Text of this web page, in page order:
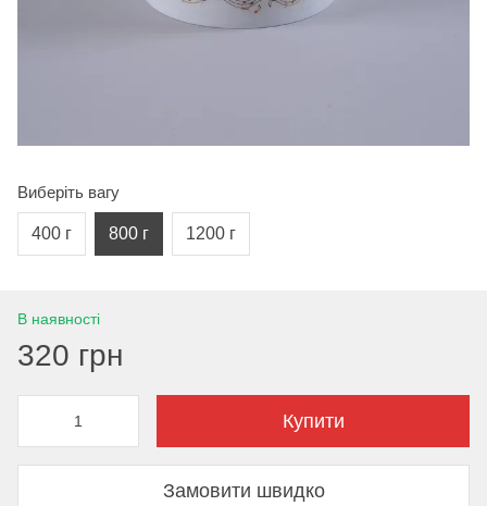
Виберіть вагу
400 г 800 г 1200 г
В наявності
320 грн
Купити
Замовити швидко